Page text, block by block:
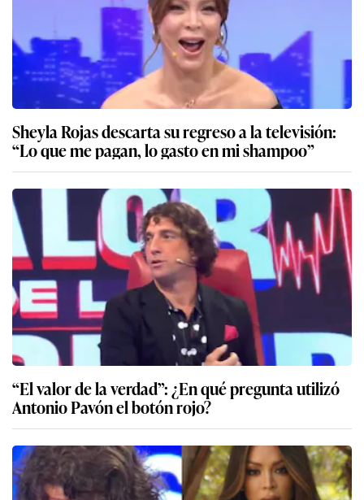
Sheyla Rojas descarta su regreso a la televisión:
“Lo que me pagan, lo gasto en mi shampoo”
“El valor de la verdad”: ¿En qué pregunta utilizó
Antonio Pavón el botón rojo?